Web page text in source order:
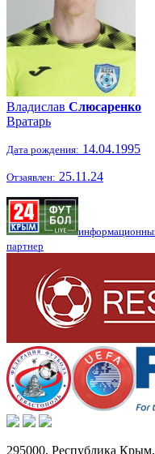
Владислав Слюсаренко
Вратарь
Дата рождения: 14.04.1995
Отзаявлен: 25.11.24
партнер
295000, Республика Крым,